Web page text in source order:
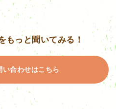
もっと聞いてみる！
い合わせはこちら